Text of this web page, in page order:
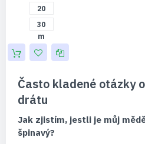
m
20
m
30
m
Často kladené otázky
drátu
Jak zjistím, jestli je můj
špinavý?